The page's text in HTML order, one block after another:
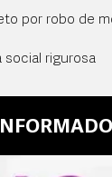
por robo de
social rigurosa